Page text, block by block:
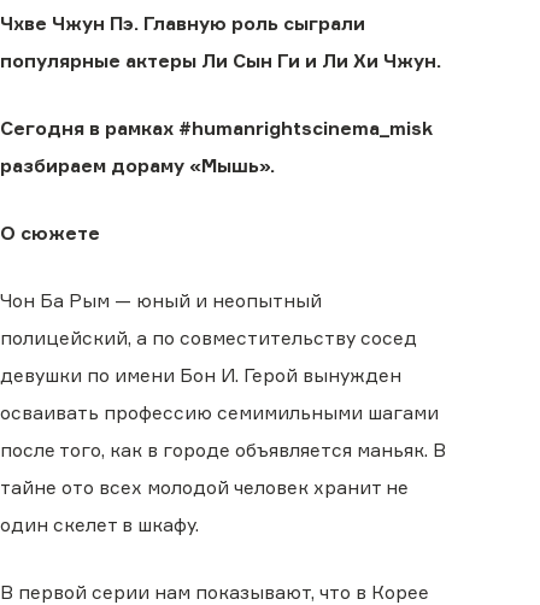
Чхве Чжун Пэ. Главную роль сыграли
популярные актеры Ли Сын Ги и Ли Хи Чжун.
Сегодня в рамках #humanrightscinema_misk
разбираем дораму «Мышь».
О сюжете
Чон Ба Рым — юный и неопытный
полицейский, а по совместительству сосед
девушки по имени Бон И. Герой вынужден
осваивать профессию семимильными шагами
после того, как в городе объявляется маньяк. В
тайне ото всех молодой человек хранит не
один скелет в шкафу.
В первой серии нам показывают, что в Корее